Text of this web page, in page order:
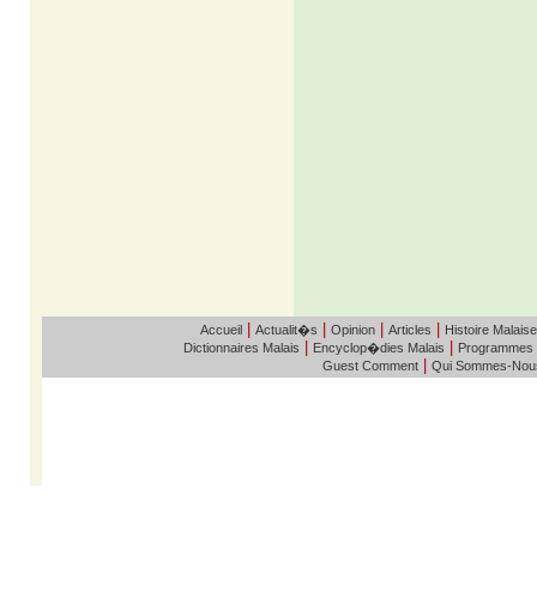
Accueil| Actualit�s Opinion| Articles Histoire Malaise
Dictionnaires Malais Encyclop�dies Malais Programmes
Guest Comment Qui Sommes-